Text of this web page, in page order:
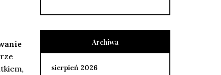
Archiwa
sierpień 2026